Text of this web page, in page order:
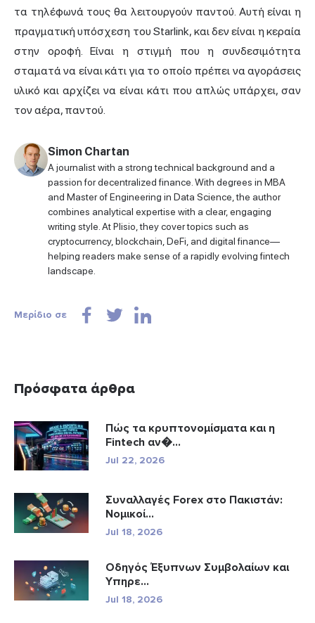
τα τηλέφωνά τους θα λειτουργούν παντού. Αυτή είναι η
πραγματική υπόσχεση του Starlink, και δεν είναι η κεραία
στην οροφή. Είναι η στιγμή που η συνδεσιμότητα
σταματά να είναι κάτι για το οποίο πρέπει να αγοράσεις
υλικό και αρχίζει να είναι κάτι που απλώς υπάρχει, σαν
τον αέρα, παντού.
Simon Chartan
A journalist with a strong technical background and a
passion for decentralized finance. With degrees in MBA
and Master of Engineering in Data Science, the author
combines analytical expertise with a clear, engaging
writing style. At Plisio, they cover topics such as
cryptocurrency, blockchain, DeFi, and digital finance—
helping readers make sense of a rapidly evolving fintech
landscape.
Μερίδιο σε
Πρόσφατα άρθρα
Πώς τα κρυπτονομίσματα και η
Fintech αν�...
Jul 22, 2026
Συναλλαγές Forex στο Πακιστάν:
Νομικοί...
Jul 18, 2026
Οδηγός Έξυπνων Συμβολαίων και
Υπηρε...
Jul 18, 2026